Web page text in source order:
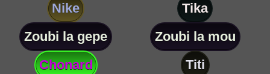
Nike
Tika
Zoubi la gepe
Zoubi la mou
Chonard
Titi